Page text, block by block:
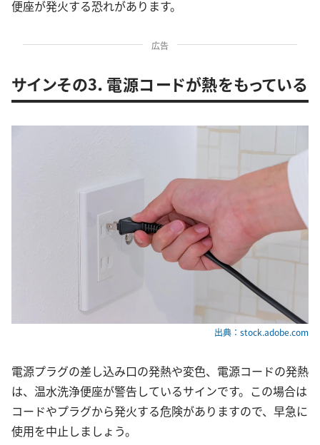
便座が発火する恐れがあります。
広告
サインその3．電源コードが熱をもっている
出典：stock.adobe.com
電源プラグの差し込み口の発熱や変色、電源コードの発熱
は、温水洗浄便座が警告しているサインです。この場合は
コードやプラグから発火する危険がありますので、早急に
使用を中止しましょう。